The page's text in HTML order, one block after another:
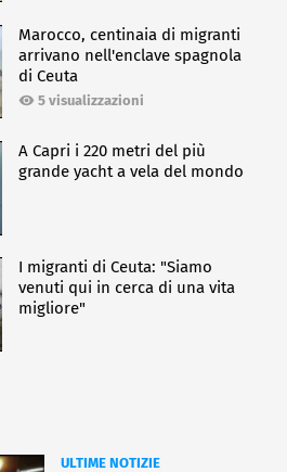
Marocco, centinaia di migranti
arrivano nell'enclave spagnola
di Ceuta
5 visualizzazioni
A Capri i 220 metri del più
grande yacht a vela del mondo
I migranti di Ceuta: "Siamo
venuti qui in cerca di una vita
migliore"
ULTIME NOTIZIE